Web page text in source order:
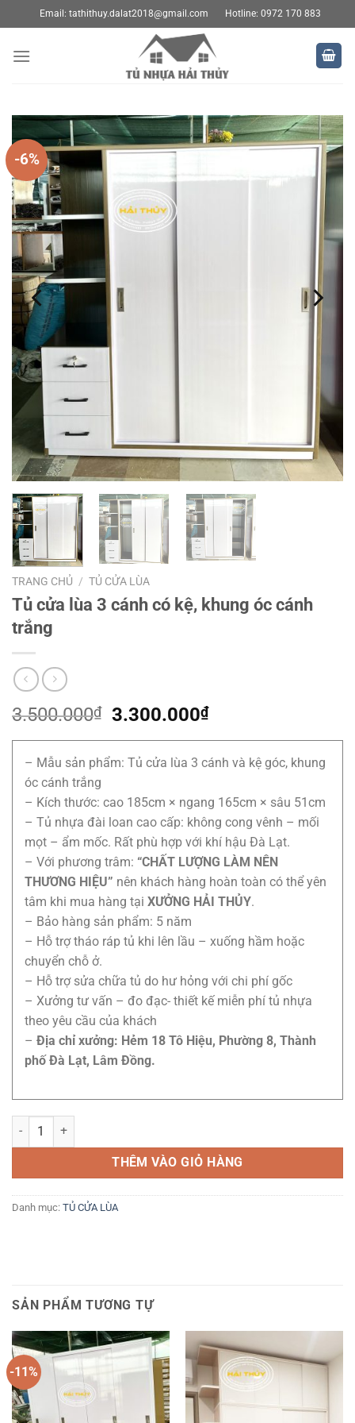
qua
nội
Email: tathithuy.dalat2018@gmail.com Hotline: 0972 170 883
-6%
TRANG CHỦ / TỦ CỬA LÙA
Tủ cửa lùa 3 cánh có kệ, khung óc cánh
trắng
3.500.000₫
Giá
là:
3.500.000₫.
3.300.000₫Giá
tại
là:
– Mẫu sản phẩm: Tủ cửa lùa 3 cánh và kệ góc, khung
óc cánh trắng
– Kích thước: cao 185cm × ngang 165cm × sâu 51cm
– Tủ nhựa đài loan cao cấp: không cong vênh – mối
mọt – ẩm mốc. Rất phù hợp với khí hậu Đà Lạt.
– Với phương trâm: “CHẤT LƯỢNG LÀM NÊN
THƯƠNG HIỆU” nên khách hàng hoàn toàn có thể yên
tâm khi mua hàng tại XƯỞNG HẢI THỦY.
– Bảo hàng sản phẩm: 5 năm
– Hỗ trợ tháo ráp tủ khi lên lầu – xuống hầm hoặc
chuyển chỗ ở.
– Hỗ trợ sửa chữa tủ do hư hỏng với chi phí gốc
– Xưởng tư vấn – đo đạc- thiết kế miễn phí tủ nhựa
theo yêu cầu của khách
– Địa chỉ xưởng: Hẻm 18 Tô Hiệu, Phường 8, Thành
phố Đà Lạt, Lâm Đồng.
Tủ cửa lùa 3 cánh có kệ, khung óc cánh trắng số lượng
THÊM VÀO GIỎ HÀNG
Danh mục: TỦ CỬA LÙA
SẢN PHẨM TƯƠNG TỰ
-11%